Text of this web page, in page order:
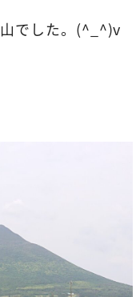
でした。(^_^)v